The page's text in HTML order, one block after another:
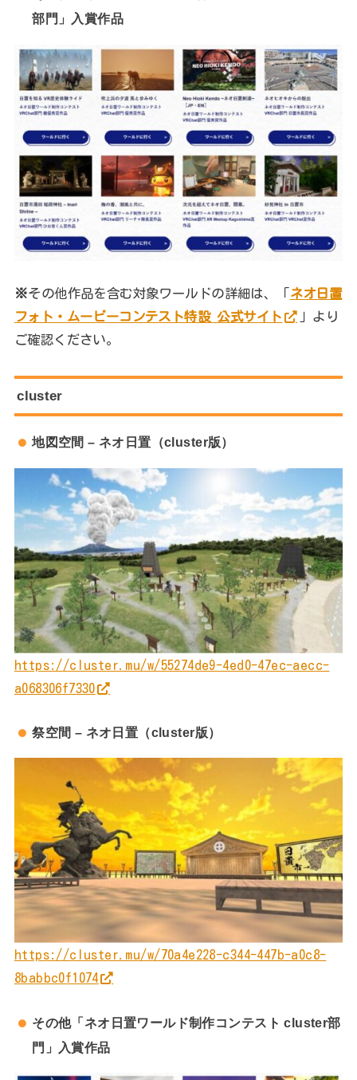
部門」入賞作品
※その他作品を含む対象ワールドの詳細は、「ネオ日置
フォト・ムービーコンテスト特設 公式サイト
」より
ご確認ください。
cluster
地図空間 – ネオ日置（cluster版）
https://cluster.mu/w/55274de9-4ed0-47ec-aecc-
a068306f7330
祭空間 – ネオ日置（cluster版）
https://cluster.mu/w/70a4e228-c344-447b-a0c8-
8babbc0f1074
その他「ネオ日置ワールド制作コンテスト cluster部
門」入賞作品